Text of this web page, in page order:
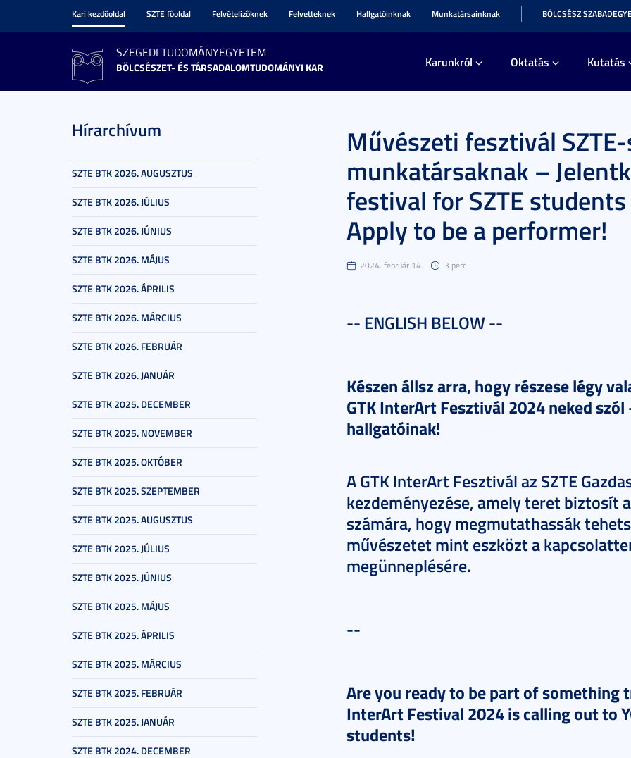
Kari kezdőoldal SZTE főoldal Felvételizőknek Felvetteknek Hallgatóinknak Munkatársainknak BÖLCSÉSZ
SZEGEDI TUDOMÁNYEGYETEM
BÖLCSÉSZET- ÉS TÁRSADALOMTUDOMÁNYI KAR Karunkról Oktatás Kutatás
Hírarchívum
SZTE BTK 2026. AUGUSZTUS
SZTE BTK 2026. JÚLIUS
SZTE BTK 2026. JÚNIUS
SZTE BTK 2026. MÁJUS
SZTE BTK 2026. ÁPRILIS
SZTE BTK 2026. MÁRCIUS
SZTE BTK 2026. FEBRUÁR
SZTE BTK 2026. JANUÁR
SZTE BTK 2025. DECEMBER
SZTE BTK 2025. NOVEMBER
SZTE BTK 2025. OKTÓBER
SZTE BTK 2025. SZEPTEMBER
SZTE BTK 2025. AUGUSZTUS
SZTE BTK 2025. JÚLIUS
SZTE BTK 2025. JÚNIUS
SZTE BTK 2025. MÁJUS
SZTE BTK 2025. ÁPRILIS
SZTE BTK 2025. MÁRCIUS
SZTE BTK 2025. FEBRUÁR
SZTE BTK 2025. JANUÁR
SZTE BTK 2024. DECEMBER
Művészeti fesztivál
munkatársaknak –
festival for SZTE
Apply to be a performer!
2024. február 14. 3 perc
-- ENGLISH BELOW --
Készen állsz arra, hogy részese légy
GTK InterArt Fesztivál 2024 neked
hallgatóinak!
A GTK InterArt Fesztivál az SZTE
kezdeményezése, amely teret biztosít
számára, hogy megmutathassák
művészetet mint eszközt a
megünneplésére.
--
Are you ready to be part of something
InterArt Festival 2024 is calling out to
students!